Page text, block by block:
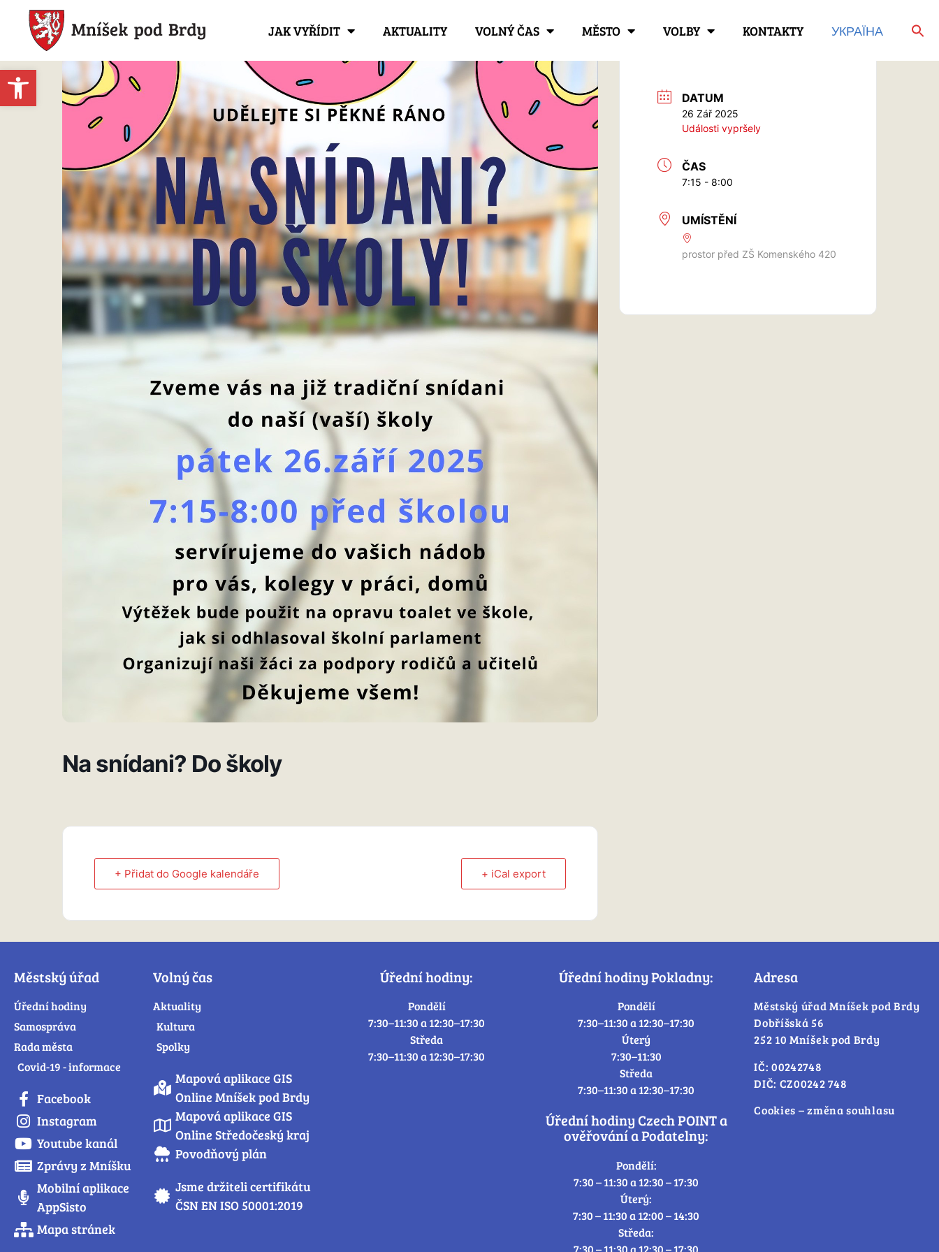
Open toolbar
JAK VYŘÍDIT AKTUALITY VOLNÝ ČAS MĚSTO VOLBY KONTAKTY УКРАЇНА
Na snídani? Do školy
+ Přidat do Google kalendáře + iCal export
DATUM
26 Zář 2025
Události vypršely
ČAS
7:15 - 8:00
UMÍSTĚNÍ
prostor před ZŠ Komenského 420
Městský úřad
Úřední hodiny
Samospráva
Rada města
Covid-19 - informace
Facebook
Instagram
Youtube kanál
Zprávy z Mníšku
Mobilní aplikace
AppSisto
Mapa stránek
Volný čas
Aktuality
Kultura
Spolky
Mapová aplikace GIS
Online Mníšek pod Brdy
Mapová aplikace GIS
Online Středočeský kraj
Povodňový plán
Jsme držiteli certifikátu
ČSN EN ISO 50001:2019
Úřední hodiny:
Pondělí
7:30–11:30 a 12:30–17:30
Středa
7:30–11:30 a 12:30–17:30
Úřední hodiny Pokladny:
Pondělí
7:30–11:30 a 12:30–17:30
Úterý
7:30–11:30
Středa
7:30–11:30 a 12:30–17:30
Úřední hodiny Czech POINT a
ověřování a Podatelny:
Pondělí:
7:30 – 11:30 a 12:30 – 17:30
Úterý:
7:30 – 11:30 a 12:00 – 14:30
Středa:
7:30 – 11:30 a 12:30 – 17:30
Adresa
Městský úřad Mníšek pod Brdy
Dobříšská 56
252 10 Mníšek pod Brdy
IČ: 00242748
DIČ: CZ00242 748
Cookies – změna souhlasu